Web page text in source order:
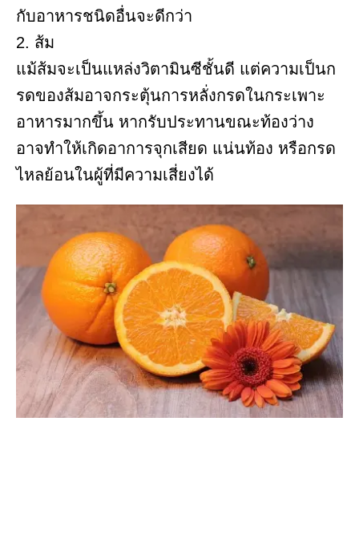
กับอาหารชนิดอื่นจะดีกว่า
2. ส้ม
แม้ส้มจะเป็นแหล่งวิตามินซีชั้นดี แต่ความเป็นก
รดของส้มอาจกระตุ้นการหลั่งกรดในกระเพาะ
อาหารมากขึ้น หากรับประทานขณะท้องว่าง
อาจทำให้เกิดอาการจุกเสียด แน่นท้อง หรือกรด
ไหลย้อนในผู้ที่มีความเสี่ยงได้